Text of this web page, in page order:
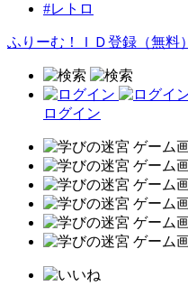
#レトロ
ふりーむ！ＩＤ登録（無料）
ログイン